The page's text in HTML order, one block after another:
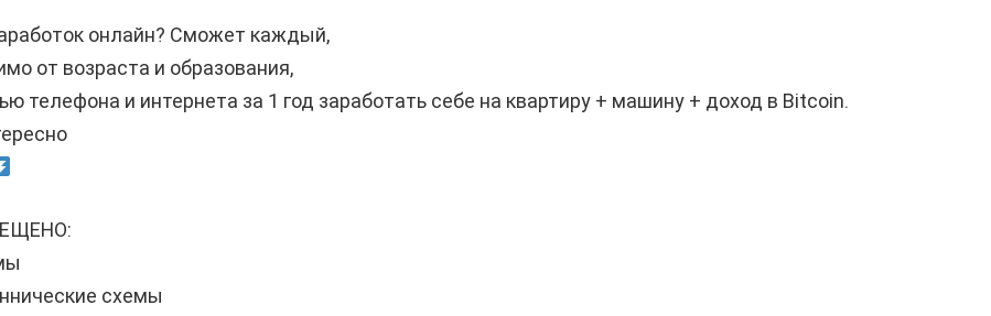
онлайн? Сможет каждый,
от возраста и образования,
телефона и интернета за 1 год заработать себе на квартиру + машину + доход в Bitcoin.
схемы